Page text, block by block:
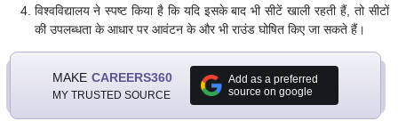
विश्वविद्यालय ने स्पष्ट किया है कि यदि इसके बाद भी सीटें खाली रहती हैं, तो सीटों
की उपलब्धता के आधार पर आवंटन के और भी राउंड घोषित किए जा सकते हैं।
MAKE CAREERS360
MY TRUSTED SOURCE
Add as a preferred
source on google